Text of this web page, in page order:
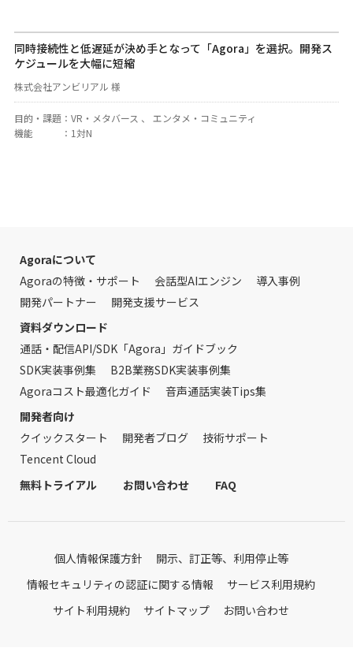
同時接続性と低遅延が決め手となって「Agora」を選択。開発ス
ケジュールを大幅に短縮
株式会社アンビリアル 様
目的・課題： VR・メタバース 、 エンタメ・コミュニティ
機能
： 1対N
Agoraについて
Agoraの特徴・サポート
会話型AIエンジン
導入事例
開発パートナー
開発支援サービス
資料ダウンロード
通話・配信API/SDK「Agora」ガイドブック
SDK実装事例集
B2B業務SDK実装事例集
Agoraコスト最適化ガイド
音声通話実装Tips集
開発者向け
クイックスタート
開発者ブログ
技術サポート
Tencent Cloud
無料トライアル
お問い合わせ FAQ
個人情報保護方針
開示、訂正等、利用停止等
情報セキュリティの認証に関する情報
サービス利用規約
サイト利用規約
サイトマップ お問い合わせ